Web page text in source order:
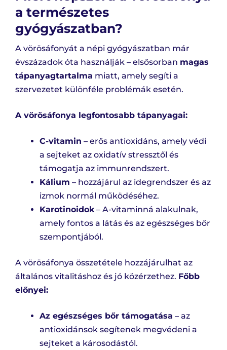
a természetes
gyógyászatban?
A vörösáfonyát a népi gyógyászatban már
évszázadok óta használják – elsősorban magas
tápanyagtartalma miatt, amely segíti a
szervezetet különféle problémák esetén.
A vörösáfonya legfontosabb tápanyagai:
C-vitamin – erős antioxidáns, amely védi
a sejteket az oxidatív stressztől és
támogatja az immunrendszert.
Kálium – hozzájárul az idegrendszer és az
izmok normál működéséhez.
Karotinoidok– A-vitaminná alakulnak,
amely fontos a látás és az egészséges bőr
szempontjából.
A vörösáfonya összetétele hozzájárulhat az
általános vitalitáshoz és jó közérzethez. Főbb
előnyei:
Az egészséges bőr támogatása – az
antioxidánsok segítenek megvédeni a
sejteket a károsodástól.